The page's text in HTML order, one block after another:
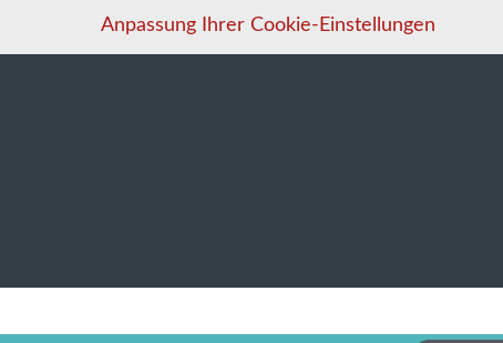
Anpassung Ihrer Cookie-Einstellungen